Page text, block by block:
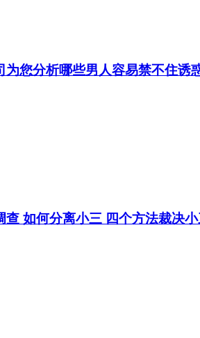
为您分析哪些男人容易禁不住诱
查 如何分离小三 四个方法裁决